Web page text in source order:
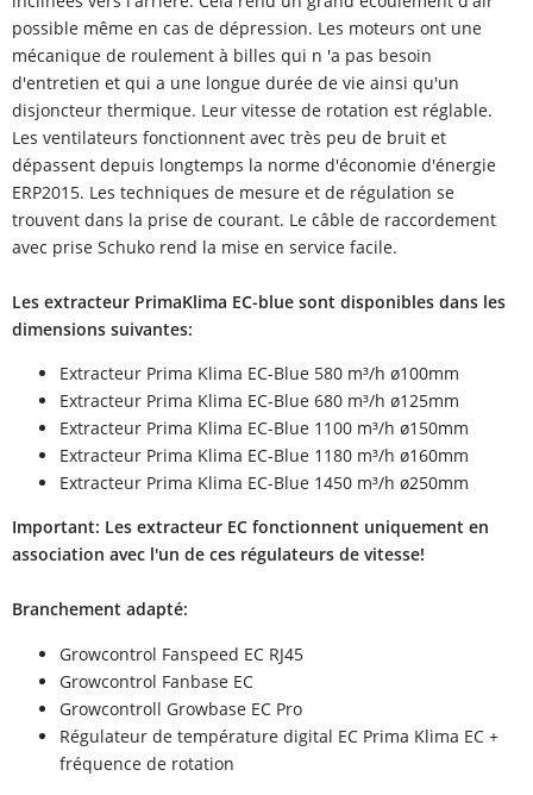
possible même en cas de dépression. Les moteurs ont une
mécanique de roulement à billes qui n 'a pas besoin
d'entretien et qui a une longue durée de vie ainsi qu'un
disjoncteur thermique. Leur vitesse de rotation est réglable.
Les ventilateurs fonctionnent avec très peu de bruit et
dépassent depuis longtemps la norme d'économie d'énergie
ERP2015. Les techniques de mesure et de régulation se
trouvent dans la prise de courant. Le câble de raccordement
avec prise Schuko rend la mise en service facile.
Les extracteur PrimaKlima EC-blue sont disponibles dans les
dimensions suivantes:
Extracteur Prima Klima EC-Blue 580 m³/h ø100mm
Extracteur Prima Klima EC-Blue 680 m³/h ø125mm
Extracteur Prima Klima EC-Blue 1100 m³/h ø150mm
Extracteur Prima Klima EC-Blue 1180 m³/h ø160mm
Extracteur Prima Klima EC-Blue 1450 m³/h ø250mm
Important: Les extracteur EC fonctionnent uniquement en
association avec l'un de ces régulateurs de vitesse!
Branchement adapté:
Growcontrol Fanspeed EC RJ45
Growcontrol Fanbase EC
Growcontroll Growbase EC Pro
Régulateur de température digital EC Prima Klima EC +
fréquence de rotation